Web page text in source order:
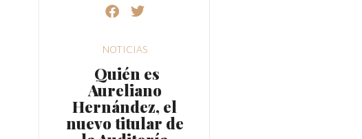
NOTICIAS
Quién es
Aureliano
Hernández, el
nuevo titular de